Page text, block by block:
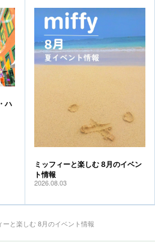
ハ
ミッフィーと楽しむ 8月のイベン
ト情報
2026.08.03
ーと楽しむ 8月のイベント情報